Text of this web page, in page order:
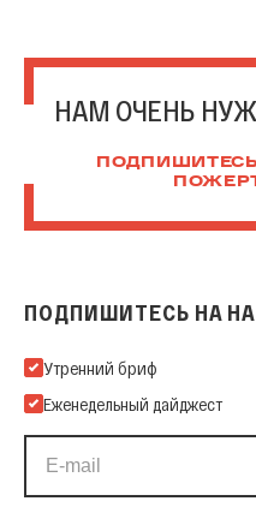
НАМ ОЧЕНЬ
ПОДПИШИТЕСЬ НА
Подпишитесь на нашу Email-
Утренний бриф
Еженедельный дайджест